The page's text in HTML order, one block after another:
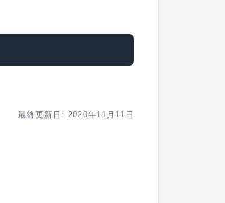
最終更新日: 2020年11月11日